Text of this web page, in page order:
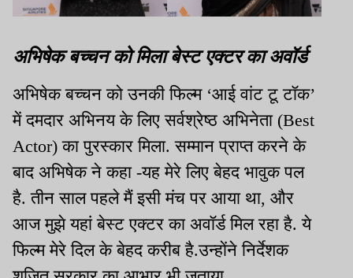
अभिषेक बच्चन को मिला बेस्ट एक्टर का अवॉर्ड
अभिषेक बच्चन को उनकी फिल्म ‘आई वांट टू टॉक’
में दमदार अभिनय के लिए सर्वश्रेष्ठ अभिनेता (Best
Actor) का पुरस्कार मिला. सम्मान प्राप्त करने के
बाद अभिषेक ने कहा -यह मेरे लिए बेहद भावुक पल
है. तीन साल पहले मैं इसी मंच पर आया था, और
आज मुझे यहां बेस्ट एक्टर का अवॉर्ड मिल रहा है. ये
फिल्म मेरे दिल के बेहद करीब है.उन्होंने निर्देशक